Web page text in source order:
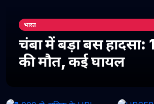
भारत
चंबा में बड़ा बस हादसा:
की मौत, कई घायल